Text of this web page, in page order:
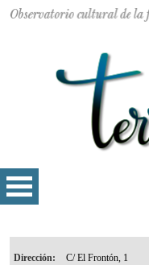
Dirección: